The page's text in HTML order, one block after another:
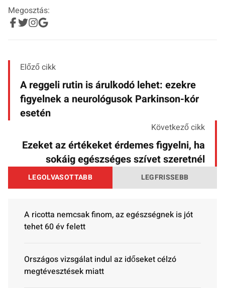
Megosztás:
Előző cikk
A reggeli rutin is árulkodó lehet: ezekre
figyelnek a neurológusok Parkinson-kór
esetén
Következő cikk
Ezeket az értékeket érdemes figyelni, ha
sokáig egészséges szívet szeretnél
LEGOLVASOTTABB LEGFRISSEBB
A ricotta nemcsak finom, az egészségnek is jót
tehet 60 év felett
Országos vizsgálat indul az időseket célzó
megtévesztések miatt